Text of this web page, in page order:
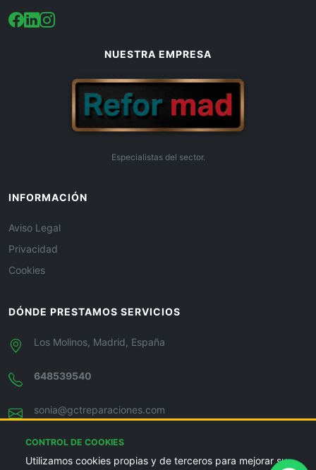
NUESTRA EMPRESA
Especialistas del sector.
INFORMACIÓN
Aviso Legal
Privacidad
Cookies
DÓNDE PRESTAMOS SERVICIOS
Los Molinos, Madrid, España
648539540
sonia@gctreparaciones.com
CONTROL DE COOKIES
Utilizamos cookies propias y de terceros para mejorar su